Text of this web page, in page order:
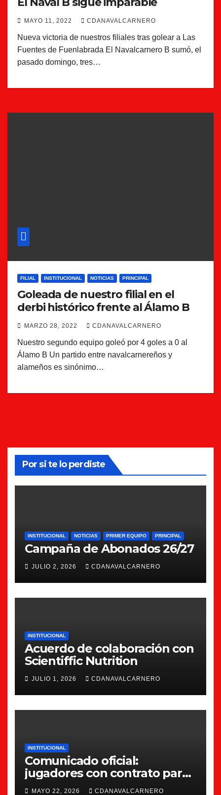
MAYO 11, 2022 CDANAVALCARNERO
Nueva victoria de nuestros filiales tras golear a Las
Fuentes de Fuenlabrada El Navalcarnero B sumó, el
pasado domingo, tres…
FILIAL INSTITUCIONAL NOTICIAS PRINCIPAL
Goleada de nuestro filial en el
derbi histórico frente al Álamo B
MARZO 28, 2022 CDANAVALCARNERO
Nuestro segundo equipo goleó por 4 goles a 0 al
Álamo B Un partido entre navalcarnereños y
alameños es sinónimo…
Por si te lo perdiste
INSTITUCIONAL NOTICIAS PRIMER EQUIPO PRINCIPAL
Campaña de Abonados 26/27
JULIO 2, 2026 CDANAVALCARNERO
INSTITUCIONAL
Acuerdo de colaboración con
Scientiffic Nutrition
JULIO 1, 2026 CDANAVALCARNERO
INSTITUCIONAL
Comunicado oficial:
jugadores con contrato para
la 26/27
MAYO 22, 2026 CDANAVALCARNERO